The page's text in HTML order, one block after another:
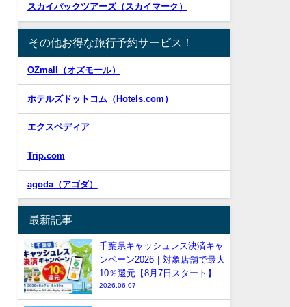
スカイパックツアーズ（スカイマーク）
その他お得な旅行予約サービス！
OZmall（オズモール）
ホテルズドットコム（Hotels.com）
エクスペディア
Trip.com
agoda（アゴダ）
最新記事
千葉県キャッシュレス決済キャ
ンペーン2026｜対象店舗で最大
10％還元【8月7日スタート】
2026.06.07